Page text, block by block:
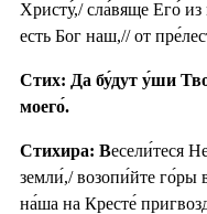
Христу́,/ сла́вяще Его́
есть Бог наш,// от
Стих: Да бу́дут у́ши
моего́.
Стихира: Весели́теся
земли́,/ возопи́йте го́ры
на́ша на Кресте́